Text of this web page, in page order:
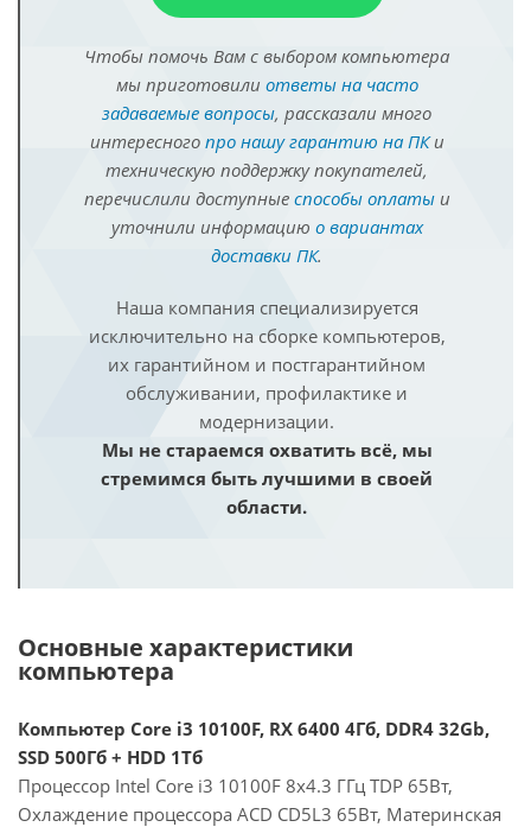
Чтобы помочь Вам с выбором компьютера
мы приготовили ответы на часто
задаваемые вопросы, рассказали много
интересного про нашу гарантию на ПКи
техническую поддержку покупателей,
перечислили доступные способы оплатыи
уточнили информацию о вариантах
доставки ПК.
Наша компания специализируется
исключительно на сборке компьютеров,
их гарантийном и постгарантийном
обслуживании, профилактике и
модернизации.
Мы не стараемся охватить всё, мы
стремимся быть лучшими в своей
области.
Основные характеристики
компьютера
Компьютер Core i3 10100F, RX 6400 4Гб, DDR4 32Gb,
SSD 500Гб + HDD 1Тб
Процессор Intel Core i3 10100F 8x4.3 ГГц TDP 65Вт,
Охлаждение процессора ACD CD5L3 65Вт, Материнская